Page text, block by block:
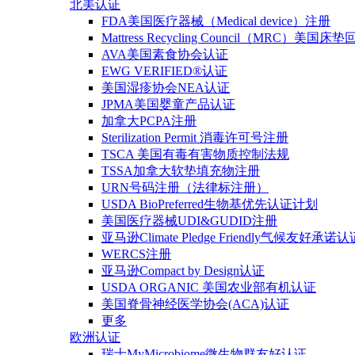
北美认证
FDA美国医疗器械（Medical device）注册
Mattress Recycling Council（MRC）美国床垫
AVA美国素食协会认证
EWG VERIFIED®认证
美国湿疹协会NEA认证
JPMA美国婴童产品认证
加拿大PCPA注册
Sterilization Permit 消毒许可号注册
TSCA 美国有毒有害物质控制法规
TSSA加拿大软垫填充物注册
URN号码注册（法律标注册）
USDA BioPreferred生物基优先认证计划
美国医疗器械UDI&GUDID注册
亚马逊Climate Pledge Friendly气候友好承诺认
WERCS注册
亚马逊Compact by Design认证
USDA ORGANIC 美国农业部有机认证
美国脊骨神经医学协会(ACA)认证
更多
欧洲认证